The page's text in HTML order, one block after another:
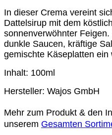
In dieser Crema vereint
Dattelsirup mit dem
sonnenverwöhnter
dunkle Saucen, kräftige
gemischte Käseplatten ein
Inhalt: 100ml
Hersteller: Wajos GmbH
Mehr zum Produkt & den
unserem Gesamten